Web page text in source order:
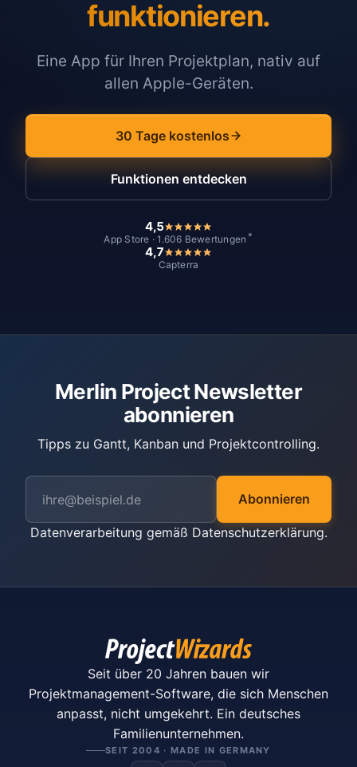
funktionieren.
Eine App für Ihren Projektplan, nativ auf
allen Apple-Geräten.
30 Tage kostenlos
Funktionen entdecken
4,5
App Store · 1.606 Bewertungen *
4,7
Capterra
Merlin Project Newsletter
abonnieren
Tipps zu Gantt, Kanban und Projektcontrolling.
Abonnieren
Datenverarbeitung gemäß Datenschutzerklärung.
Seit über 20 Jahren bauen wir
Projektmanagement-Software, die sich Menschen
anpasst, nicht umgekehrt. Ein deutsches
Familienunternehmen.
SEIT 2004 · MADE IN GERMANY